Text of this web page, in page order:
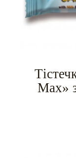
Max»